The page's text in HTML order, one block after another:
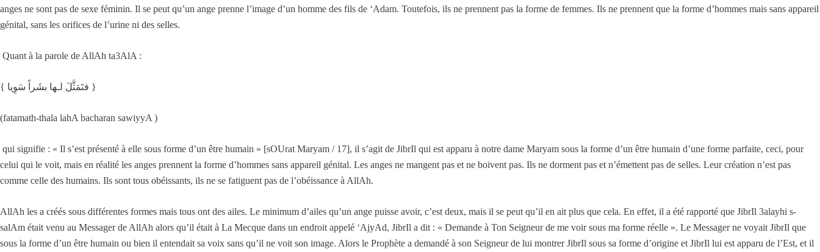
anges ne sont pas de sexe féminin. Il se peut qu’un ange prenne l’image d’un homme des fils de ‘Adam. Toutefois, ils ne prennent pas la forme de femmes. Ils ne prennent que la forme d’hommes mais sans appareil
génital, sans les orifices de l’urine ni des selles.
Quant à la parole de AllAh ta3AlA :
{ فتَمَثَّلَ لـها بشَراً سَوِيا }
(fatamath-thala lahA bacharan sawiyyA )
qui signifie : « Il s’est présenté à elle sous forme d’un être humain » [sOUrat Maryam / 17], il s’agit de JibrIl qui est apparu à notre dame Maryam sous la forme d’un être humain d’une forme parfaite, ceci, pour
celui qui le voit, mais en réalité les anges prennent la forme d’hommes sans appareil génital. Les anges ne mangent pas et ne boivent pas. Ils ne dorment pas et n’émettent pas de selles. Leur création n’est pas
comme celle des humains. Ils sont tous obéissants, ils ne se fatiguent pas de l’obéissance à AllAh.
AllAh les a créés sous différentes formes mais tous ont des ailes. Le minimum d’ailes qu’un ange puisse avoir, c’est deux, mais il se peut qu’il en ait plus que cela. En effet, il a été rapporté que JibrIl 3alayhi s-
salAm était venu au Messager de AllAh alors qu’il était à La Mecque dans un endroit appelé ‘AjyAd, JibrIl a dit : « Demande à Ton Seigneur de me voir sous ma forme réelle ». Le Messager ne voyait JibrIl que
sous la forme d’un être humain ou bien il entendait sa voix sans qu’il ne voit son image. Alors le Prophète a demandé à son Seigneur de lui montrer JibrIl sous sa forme d’origine et JibrIl lui est apparu de l’Est, et il